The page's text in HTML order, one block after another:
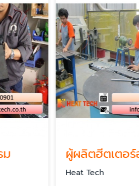
ผู้ผลิตฮีตเตอร์อุต
Heat Tech